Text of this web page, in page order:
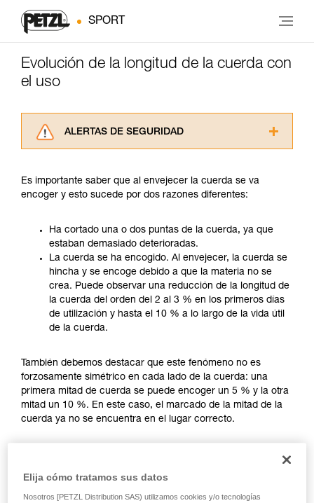
SPORT
Evolución de la longitud de la cuerda con
el uso
ALERTAS DE SEGURIDAD
consultarlo. Usted debe comprender la
información de la ficha técnica para poder
Dominar estas técnicas requiere una formación
y un entrenamiento específico. Confirme a
través de un profesional su capacidad para
ejecutar estas técnicas, solo y con total
seguridad, antes de ejecutarlas de forma
autónoma.
Damos ejemplos de técnicas relacionadas con
su actividad. Pueden existir otras que no
Es importante saber que al envejecer la cuerda se va
encoger y esto sucede por dos razones diferentes:
Ha cortado una o dos puntas de la cuerda, ya que
estaban demasiado deterioradas.
La cuerda se ha encogido. Al envejecer, la cuerda se
hincha y se encoge debido a que la materia no se
crea. Puede observar una reducción de la longitud de
la cuerda del orden del 2 al 3 % en los primeros días
de utilización y hasta el 10 % a lo largo de la vida útil
de la cuerda.
También debemos destacar que este fenómeno no es
forzosamente simétrico en cada lado de la cuerda: una
primera mitad de cuerda se puede encoger un 5 % y la otra
mitad un 10 %. En este caso, el marcado de la mitad de la
cuerda ya no se encuentra en el lugar correcto.
Elija cómo tratamos sus datos
Nosotros [PETZL Distribution SAS) utilizamos cookies y/o tecnologías